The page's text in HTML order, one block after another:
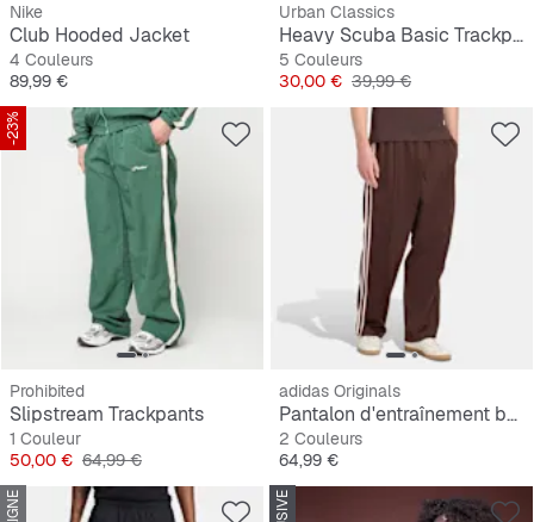
Nike
Club Hooded Jacket
4 Couleurs
Prix
89,99 €
Urban Classics
Heavy Scuba Basic Trackpants
5 Couleurs
Prix
30,00 € Prix original
39,99 €
-23%
Prohibited
Slipstream Trackpants
1 Couleur
Prix
50,00 € Prix original
64,99 €
adidas Originals
Pantalon d'entraînement baggy
2 Couleurs
Prix
64,99 €